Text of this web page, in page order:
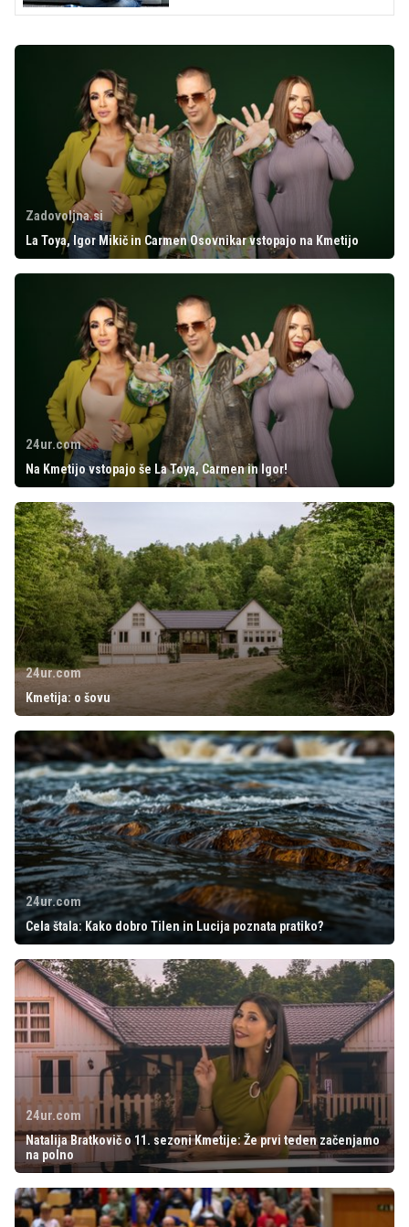
Zadovoljna.si
La Toya, Igor Mikič in Carmen Osovnikar vstopajo na Kmetijo
24ur.com
Na Kmetijo vstopajo še La Toya, Carmen in Igor!
24ur.com
Kmetija: o šovu
24ur.com
Cela štala: Kako dobro Tilen in Lucija poznata pratiko?
24ur.com
Natalija Bratkovič o 11. sezoni Kmetije: Že prvi teden začenjamo
na polno